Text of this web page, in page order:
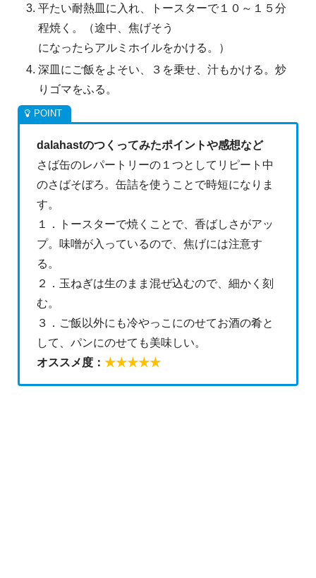
平たい耐熱皿に入れ、トースターで１０～１５分
程焼く。（途中、焦げそう
になったらアルミホイルをかける。）
深皿にご飯をよそい、３を乗せ、汁もかける。炒
りゴマをふる。
dalahastのつくってみたポイントや感想など
さば缶のレパートリーの１つとしてリピート中
のさばそぼろ。缶詰を使うことで時短になりま
す。
１．トースターで焼くことで、香ばしさがアッ
プ。味噌が入っているので、焦げには注意す
る。
２．玉ねぎは生のまま混ぜ込むので、細かく刻
む。
３．ご飯以外にも冷やっこにのせてお酒の肴と
して、パンにのせても美味しい。
オススメ度： ★★★★★